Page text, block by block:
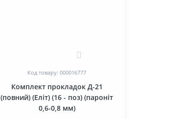
Код товару: 000016777
Комплект прокладок Д-21
(повний) (Еліт) (16 - поз) (пароніт
0,6-0,8 мм)